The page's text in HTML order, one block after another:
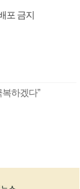
포 금지
하겠다”